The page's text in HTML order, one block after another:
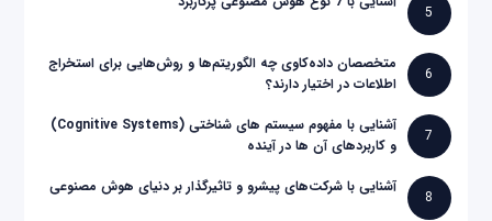
5
6
متخصصان داده‌کاوی چه الگوریتم‌ها و روش‌هایی برای استخراج
اطلاعات در اختیار دارند؟
7
آشنایی با مفهوم سیستم های شناختی (Cognitive Systems)
و کاربردهای آن ها در آینده
8
آشنایی با شرکت‌های پیشرو و تاثیرگذار بر دنیای هوش مصنوعی